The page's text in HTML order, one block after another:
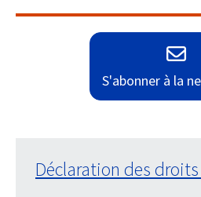
S'abonner à la
Déclaration des droits